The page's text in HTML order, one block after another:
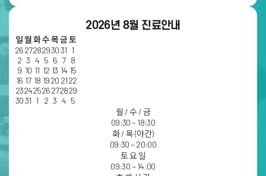
2026년 8월 진료안내
일월 화수목금토
262728293031 1
2 3 4 5 6 7 8
9 10 11 12 13 14 15
16 17 18 1920 2122
23242526272829
3031 1 2 3 4 5
월 / 수 / 금
09:30 ~ 18:30
화 / 목 (야간)
09:30 ~ 20:00
토 요 일
09:30 ~ 14:00